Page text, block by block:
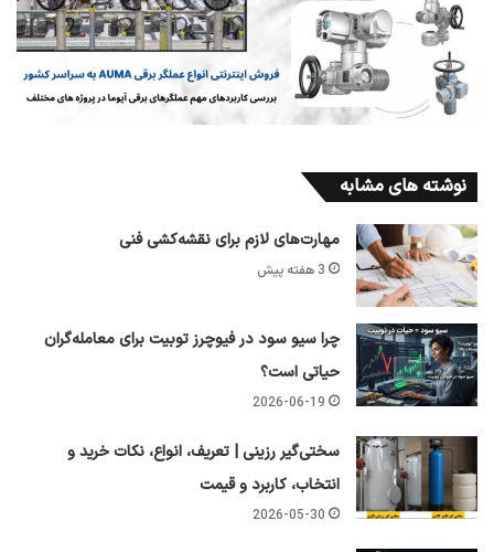
نوشته های مشابه
مهارت‌های لازم برای نقشه‌کشی فنی
3 هفته پیش
چرا سیو سود در فیوچرز توبیت برای معامله‌گران
حیاتی است؟
2026-06-19
سختی‌گیر رزینی | تعریف، انواع، نکات خرید و
انتخاب، کاربرد و قیمت
2026-05-30